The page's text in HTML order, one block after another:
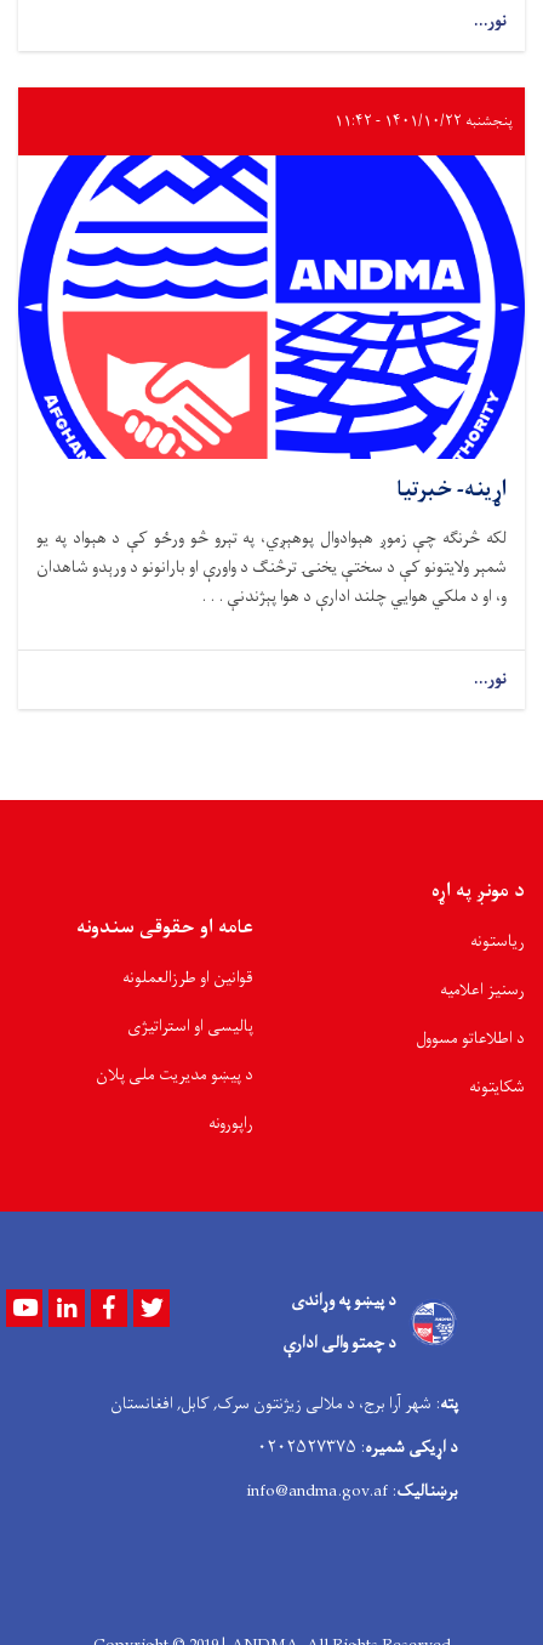
نور...
پنجشنبه ۱۴۰۱/۱۰/۲۲ - ۱۱:۴۲
اړینه- خبرتیا
لکه څرنګه چې زموږ هېوادوال پوهېږي، په تېرو څو ورځو کې د هېواد په یو
شمېر ولایتونو کې د سختې یخنۍ ترڅنګ د واورې او بارانونو د ورېدو شاهدان
و، او د ملکي هوايي چلند ادارې د هوا پېژندنې . . .
نور...
د مونږ په اړه
ریاستونه
رسنیز اعلامیه
د اطلاعاتو مسوول
شکایتونه
عامه او حقوقی سندونه
قوانین او طرزالعملونه
پالیسی او استراتیژی
د پیښو مدیریت ملی پلان
راپورونه
د پیښو په وړاندی
د چمتو والی ادارې
YoutubeLinkedInFacebook
پته: شهر آرا برج، د ملالی زیژنتون سرک, کابل, افغانستان
د اړیکی شمیره: ۰۲۰۲۵۲۷۳۷۵
برښنالیک: info@andma.gov.af